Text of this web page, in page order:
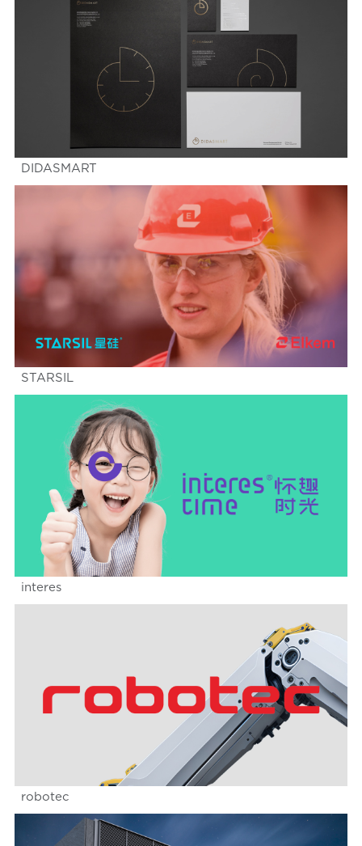
DIDASMART
STARSIL
interes
robotec